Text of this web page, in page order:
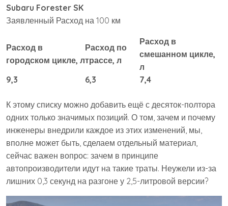
Subaru Forester SK
Заявленный Расход на 100 км
Расход в
городском цикле, л
Расход по
трассе, л
Расход в
смешанном цикле,
л
9,3
6,3 7,4
К этому списку можно добавить ещё с десяток-полтора
одних только значимых позиций. О том, зачем и почему
инженеры внедрили каждое из этих изменений, мы,
вполне может быть, сделаем отдельный материал,
сейчас важен вопрос: зачем в принципе
автопроизводители идут на такие траты. Неужели из-за
лишних 0,3 секунд на разгоне у 2,5-литровой версии?